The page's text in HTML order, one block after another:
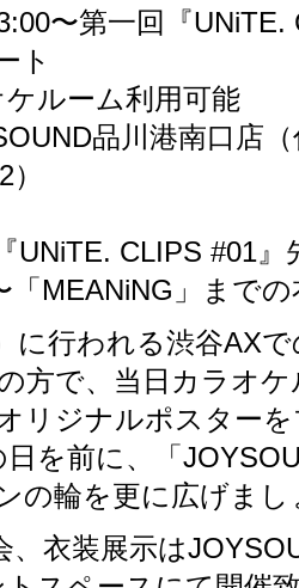
〜第一回『UNiTE.
ト
ルーム利用可能
品川港南口店
UNiTE. CLIPS #01』
「MEANiNG」まで
に行われる渋谷AX
方で、当日カラオ
リジナルポスター
を前に、「
の輪を更に広げまし
衣装展示は